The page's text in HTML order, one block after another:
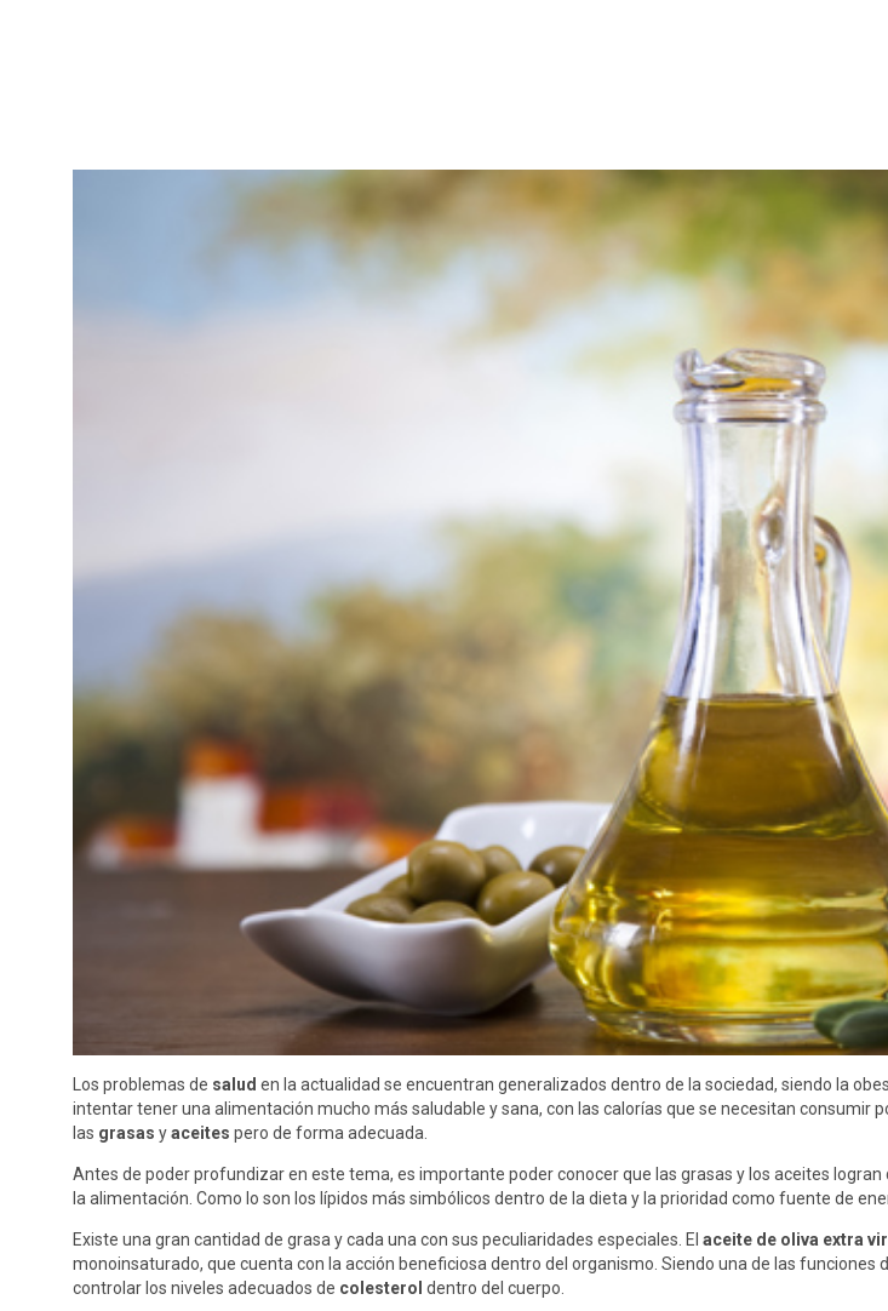
Los problemas de salud en la actualidad se encuentran generalizados dentro de la sociedad, siendo la
intentar tener una alimentación mucho más saludable y sana, con las calorías que se necesitan consumir
las grasas yaceites pero de forma adecuada.
Antes de poder profundizar en este tema, es importante poder conocer que las grasas y los aceites
la alimentación. Como lo son los lípidos más simbólicos dentro de la dieta y la prioridad como fuente de
Existe una gran cantidad de grasa y cada una con sus peculiaridades especiales. El aceite de oliva extra
monoinsaturado, que cuenta con la acción beneficiosa dentro del organismo. Siendo una de las funciones
controlar los niveles adecuados de colesterol dentro del cuerpo.